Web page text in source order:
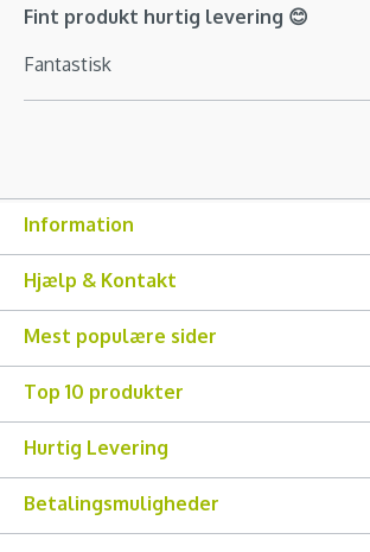
Fint produkt hurtig levering 😊
Fantastisk
Information
Hjælp & Kontakt
Mest populære sider
Top 10 produkter
Hurtig Levering
Betalingsmuligheder